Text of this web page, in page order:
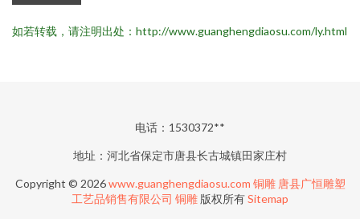
如若转载，请注明出处：http://www.guanghengdiaosu.com/ly.html
电话：1530372**
地址：河北省保定市唐县长古城镇田家庄村
Copyright © 2026www.guanghengdiaosu.com 铜雕 唐县广恒雕塑
工艺品销售有限公司 铜雕 版权所有Sitemap